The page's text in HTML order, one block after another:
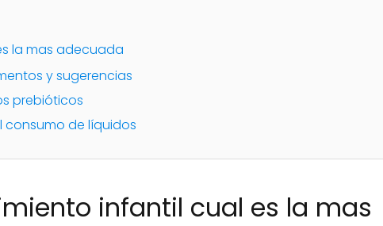
la mas adecuada
y sugerencias
prebióticos
consumo de líquidos
infantil cual es la mas